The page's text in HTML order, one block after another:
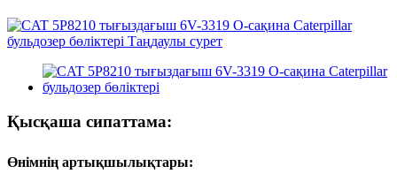
Қысқаша сипаттама:
Өнімнің артықшылықтары: